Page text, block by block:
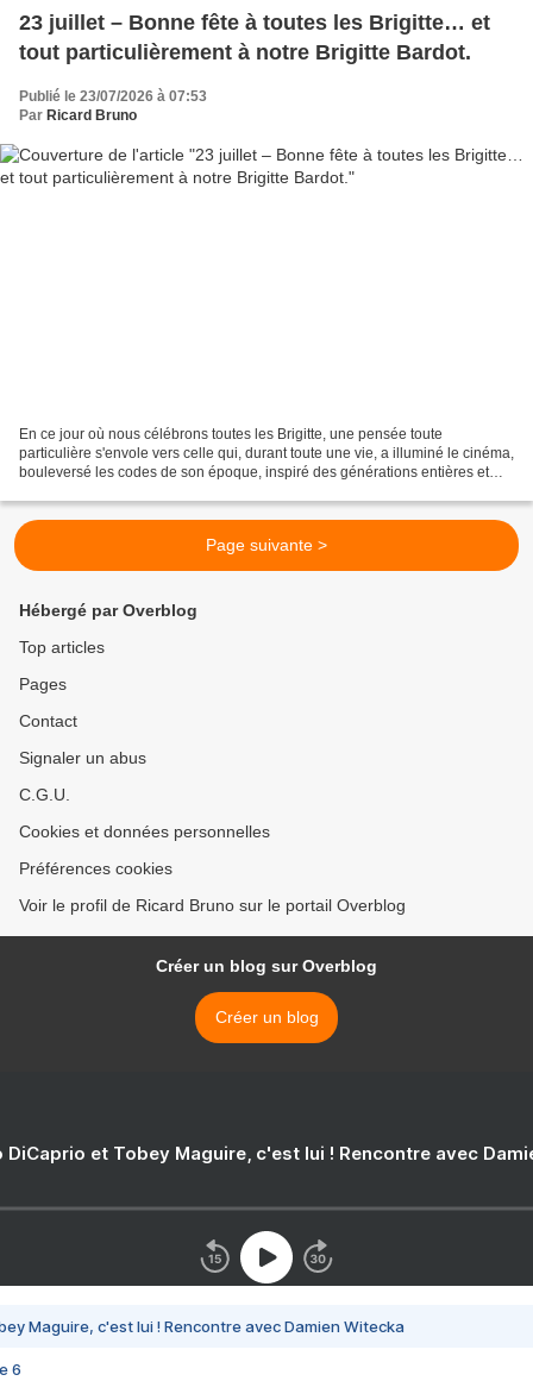
23 juillet – Bonne fête à toutes les Brigitte… et
tout particulièrement à notre Brigitte Bardot.
Publié le 23/07/2026 à 07:53
Par Ricard Bruno
En ce jour où nous célébrons toutes les Brigitte, une pensée toute
particulière s'envole vers celle qui, durant toute une vie, a illuminé le cinéma,
bouleversé les codes de son époque, inspiré des générations entières et
Page suivante >
Hébergé par Overblog
Top articles
Pages
Contact
Signaler un abus
C.G.U.
Cookies et données personnelles
Préférences cookies
Voir le profil de Ricard Bruno sur le portail Overblog
Créer un blog sur Overblog
Créer un blog
DiCaprio et Tobey Maguire, c'est lui ! Rencontre avec
Maguire, c'est lui ! Rencontre avec Damien Witecka
6